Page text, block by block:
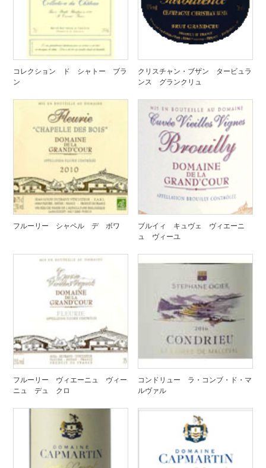
コレクション ド シャトー ブラ
ン
クリスチャン・ブザン タービュラ
ンス グランクリュ
フルーリー シャペル デ ボワ
ブルイィ キュヴェ ヴィエーニ
ュ ヴィーユ
フルーリー ヴィエーニュ ヴィー
ニュ デュ クロ
コンドリュー ラ・コンブ・ド・マ
ルヴァル